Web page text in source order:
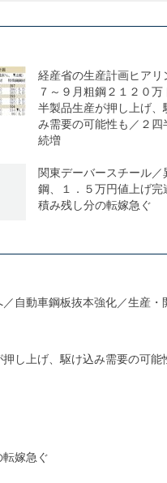
経産省の生産計画ヒアリ
７～９月粗鋼２１２０万
半製品生産が押し上げ、
み需要の可能性も／２四
続増
関東デーバースチール／
鋼、１．５万円値上げ完
積み残し分の転嫁急ぐ
自動車鋼板抜本強化／生産・
し上げ、駆け込み需要の可能
嫁急ぐ